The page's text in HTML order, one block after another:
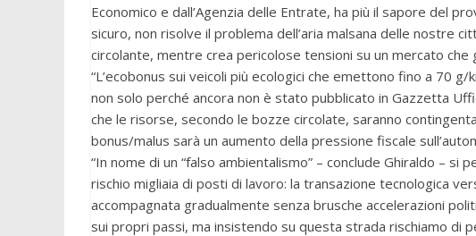
Economico e dall’Agenzia delle Entrate, ha più il sapore del
sicuro, non risolve il problema dell’aria malsana delle nostre
circolante, mentre crea pericolose tensioni su un mercato che
“L’ecobonus sui veicoli più ecologici che emettono fino a 70
non solo perché ancora non è stato pubblicato in Gazzetta
che le risorse, secondo le bozze circolate, saranno
bonus/malus sarà un aumento della pressione fiscale
“In nome di un “falso ambientalismo” – conclude Ghiraldo –
rischio migliaia di posti di lavoro: la transazione tecnologica
accompagnata gradualmente senza brusche accelerazioni
sui propri passi, ma insistendo su questa strada rischiamo di